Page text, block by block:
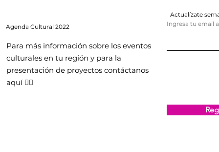
Agenda Cultural 2022
Para más información sobre los eventos
culturales en tu región y para la
presentación de proyectos contáctanos
aquí 👇🏻
Actualízate
Ingresa tu email